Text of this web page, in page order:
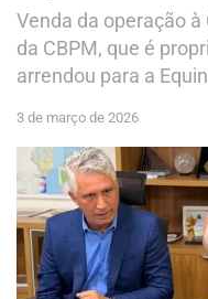
Venda da operação
da CBPM, que é
arrendou para a
3 de março de 2026